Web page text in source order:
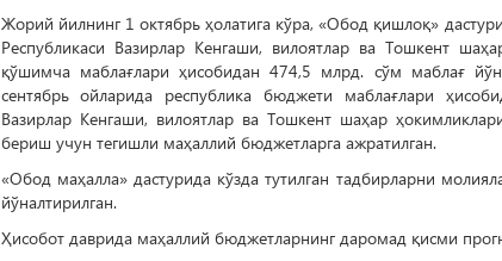
Жорий йилнинг 1 октябрь ҳолатига кўра, «Обод қишлоқ»
Республикаси Вазирлар Кенгаши, вилоятлар ва Тошкент
қўшимча маблағлари ҳисобидан 474,5 млрд. сўм маблағ
сентябрь ойларида республика бюджети маблағлари
Вазирлар Кенгаши, вилоятлар ва Тошкент шаҳар
бериш учун тегишли маҳаллий бюджетларга ажратилган.
«Обод маҳалла» дастурида кўзда тутилган тадбирларни
йўналтирилган.
Ҳисобот даврида маҳаллий бюджетларнинг даромад қисми